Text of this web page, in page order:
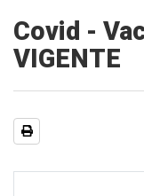
Covid -
VIGENTE